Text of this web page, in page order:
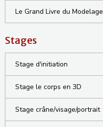
Le Grand Livre du Modelage
Stages
Stage d'initiation
Stage le corps en 3D
Stage crâne/visage/portrait